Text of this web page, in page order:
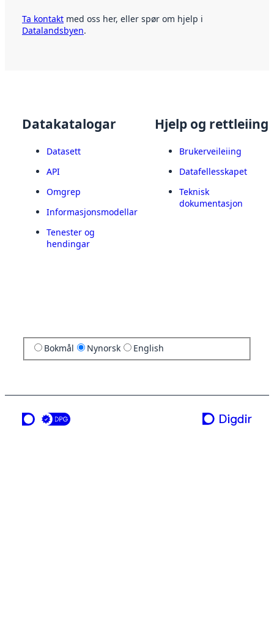
Ta kontakt med oss her, eller spør om hjelp i
Datalandsbyen.
Datakatalogar
Datasett
API
Omgrep
Informasjonsmodellar
Tenester og
hendingar
Hjelp og rettleiing
Brukerveileiing
Datafellesskapet
Teknisk
dokumentasjon
Bokmål Nynorsk English